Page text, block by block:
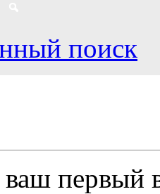
поиск
первый